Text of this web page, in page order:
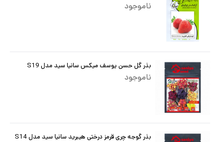
ناموجود
بذر گل حسن یوسف میکس سانیا سید مدل S19
ناموجود
بذر گوجه چری قرمز درختی هیبرید سانیا سید مدل S14